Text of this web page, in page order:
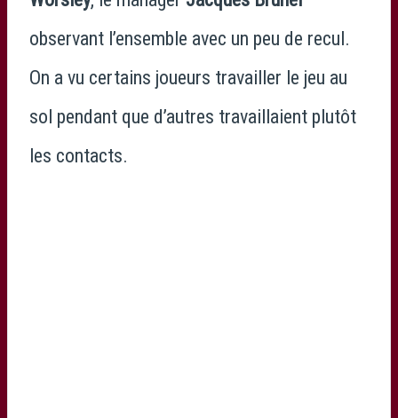
observant l’ensemble avec un peu de recul.
On a vu certains joueurs travailler le jeu au
sol pendant que d’autres travaillaient plutôt
les contacts.